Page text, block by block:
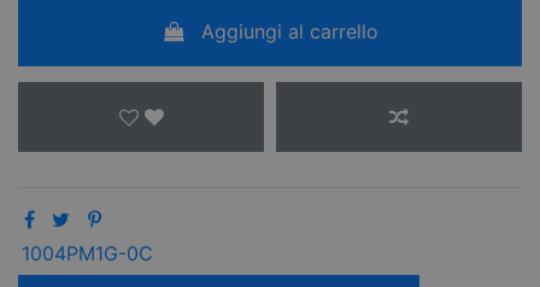
Aggiungi al carrello
1004PM1G-0C